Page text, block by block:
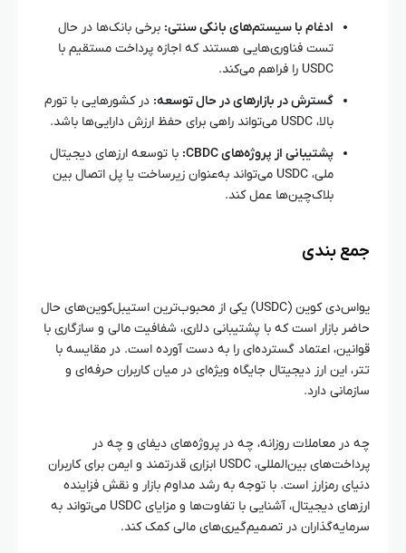
ادغام با سیستم‌های بانکی سنتی: برخی بانک‌ها در حال
تست فناوری‌هایی هستند که اجازه پرداخت مستقیم با
USDC را فراهم می‌کند.
گسترش در بازارهای در حال توسعه: در کشورهایی با تورم
بالا، USDC می‌تواند راهی برای حفظ ارزش دارایی‌ها باشد.
پشتیبانی از پروژه‌های CBDC:
با توسعه ارزهای دیجیتال
ملی، USDC می‌تواند به‌عنوان زیرساخت یا پل اتصال بین
بلاک‌چین‌ها عمل کند.
جمع‌ بندی
یواس‌دی کوین (USDC) یکی از محبوب‌ترین استیبل‌کوین‌های حال
حاضر بازار است که با پشتیبانی دلاری، شفافیت مالی و سازگاری با
قوانین، اعتماد گسترده‌ای را به دست آورده است. در مقایسه با
تتر، این ارز دیجیتال جایگاه ویژه‌ای در میان کاربران حرفه‌ای و
سازمانی دارد.
چه در معاملات روزانه، چه در پروژه‌های دیفای و چه در
پرداخت‌های بین‌المللی، USDC ابزاری قدرتمند و ایمن برای کاربران
دنیای رمزارز است. با توجه به رشد مداوم بازار و نقش فزاینده
ارزهای دیجیتال، آشنایی با تفاوت‌ها و مزایای USDC می‌تواند به
سرمایه‌گذاران در تصمیم‌گیری‌های مالی کمک کند.